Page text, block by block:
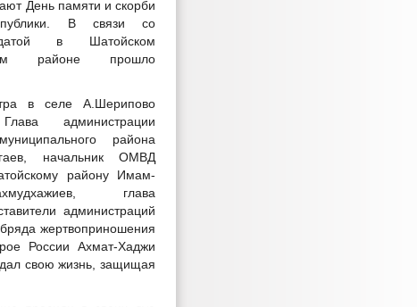
День памяти и скорби
В связи со
в Шатойском
районе прошло
в селе А.Шерипово
администрации
района
начальник ОМВД
району Имам-
глава
администраций
жертвоприношения
России Ахмат-Хаджи
свою жизнь, защищая